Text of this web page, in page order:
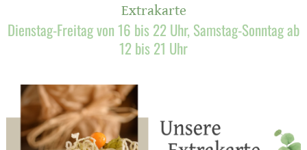
Extrakarte
Dienstag-Freitag von 16 bis 22 Uhr, Samstag-Sonntag ab
12 bis 21 Uhr